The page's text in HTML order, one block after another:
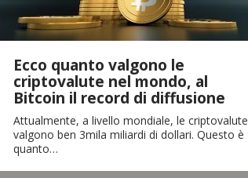
Ecco quanto valgono le
criptovalute nel mondo, al
Bitcoin il record di diffusione
Attualmente, a livello mondiale, le criptovalute
valgono ben 3mila miliardi di dollari. Questo è
quanto…